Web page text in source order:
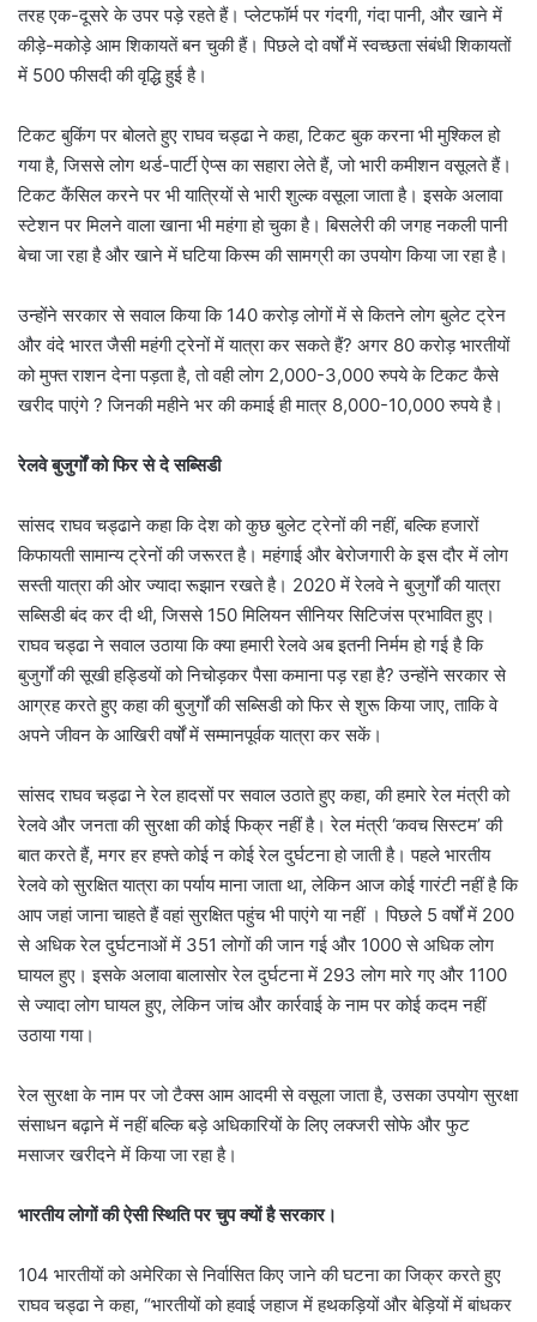
तरह एक-दूसरे के उपर पड़े रहते हैं। प्लेटफॉर्म पर गंदगी, गंदा पानी, और खाने में
कीड़े-मकोड़े आम शिकायतें बन चुकी हैं। पिछले दो वर्षों में स्वच्छता संबंधी शिकायतों
में 500 फीसदी की वृद्धि हुई है।
टिकट बुकिंग पर बोलते हुए राघव चड्ढा ने कहा, टिकट बुक करना भी मुश्किल हो
गया है, जिससे लोग थर्ड-पार्टी ऐप्स का सहारा लेते हैं, जो भारी कमीशन वसूलते हैं।
टिकट कैंसिल करने पर भी यात्रियों से भारी शुल्क वसूला जाता है। इसके अलावा
स्टेशन पर मिलने वाला खाना भी महंगा हो चुका है। बिसलेरी की जगह नकली पानी
बेचा जा रहा है और खाने में घटिया किस्म की सामग्री का उपयोग किया जा रहा है।
उन्होंने सरकार से सवाल किया कि 140 करोड़ लोगों में से कितने लोग बुलेट ट्रेन
और वंदे भारत जैसी महंगी ट्रेनों में यात्रा कर सकते हैं? अगर 80 करोड़ भारतीयों
को मुफ्त राशन देना पड़ता है, तो वही लोग 2,000-3,000 रुपये के टिकट कैसे
खरीद पाएंगे ? जिनकी महीने भर की कमाई ही मात्र 8,000-10,000 रुपये है।
रेलवे बुजुर्गों को फिर से दे सब्सिडी
सांसद राघव चड्ढाने कहा कि देश को कुछ बुलेट ट्रेनों की नहीं, बल्कि हजारों
किफायती सामान्य ट्रेनों की जरूरत है। महंगाई और बेरोजगारी के इस दौर में लोग
सस्ती यात्रा की ओर ज्यादा रूझान रखते है। 2020 में रेलवे ने बुजुर्गों की यात्रा
सब्सिडी बंद कर दी थी, जिससे 150 मिलियन सीनियर सिटिजंस प्रभावित हुए।
राघव चड्ढा ने सवाल उठाया कि क्या हमारी रेलवे अब इतनी निर्मम हो गई है कि
बुजुर्गों की सूखी हड्डियों को निचोड़कर पैसा कमाना पड़ रहा है? उन्होंने सरकार से
आग्रह करते हुए कहा की बुजुर्गों की सब्सिडी को फिर से शुरू किया जाए, ताकि वे
अपने जीवन के आखिरी वर्षों में सम्मानपूर्वक यात्रा कर सकें।
सांसद राघव चड्ढा ने रेल हादसों पर सवाल उठाते हुए कहा, की हमारे रेल मंत्री को
रेलवे और जनता की सुरक्षा की कोई फिक्र नहीं है। रेल मंत्री ‘कवच सिस्टम’ की
बात करते हैं, मगर हर हफ्ते कोई न कोई रेल दुर्घटना हो जाती है। पहले भारतीय
रेलवे को सुरक्षित यात्रा का पर्याय माना जाता था, लेकिन आज कोई गारंटी नहीं है कि
आप जहां जाना चाहते हैं वहां सुरक्षित पहुंच भी पाएंगे या नहीं । पिछले 5 वर्षों में 200
से अधिक रेल दुर्घटनाओं में 351 लोगों की जान गई और 1000 से अधिक लोग
घायल हुए। इसके अलावा बालासोर रेल दुर्घटना में 293 लोग मारे गए और 1100
से ज्यादा लोग घायल हुए, लेकिन जांच और कार्रवाई के नाम पर कोई कदम नहीं
उठाया गया।
रेल सुरक्षा के नाम पर जो टैक्स आम आदमी से वसूला जाता है, उसका उपयोग सुरक्षा
संसाधन बढ़ाने में नहीं बल्कि बड़े अधिकारियों के लिए लक्जरी सोफे और फुट
मसाजर खरीदने में किया जा रहा है।
भारतीय लोगों की ऐसी स्थिति पर चुप क्यों है सरकार।
104 भारतीयों को अमेरिका से निर्वासित किए जाने की घटना का जिक्र करते हुए
राघव चड्ढा ने कहा, “भारतीयों को हवाई जहाज में हथकड़ियों और बेड़ियों में बांधकर